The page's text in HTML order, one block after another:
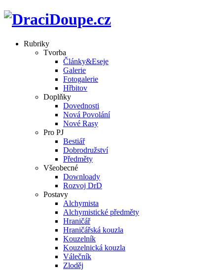
Rubriky
Tvorba
Články&Eseje
Galerie
Fotogalerie
Hřbitov
Doplňky
Dovednosti
Nová Povolání
Nové Rasy
Pro PJ
Bestiář
Dobrodružství
Předměty
Všeobecné
Downloady
Rozvoj DrD
Postavy
Alchymista
Alchymistické předměty
Hraničář
Hraničářská kouzla
Kouzelník
Kouzelnická kouzla
Válečník
Zloděj